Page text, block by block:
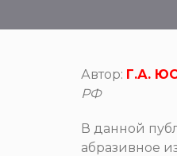
Автор: Г.А.
РФ
В данной
абразивное